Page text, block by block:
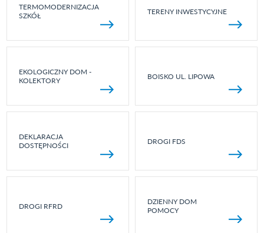
TERMOMODERNIZACJA
SZKÓŁ
TERENY INWESTYCYJNE
EKOLOGICZNY DOM -
KOLEKTORY
BOISKO UL. LIPOWA
DEKLARACJA
DOSTĘPNOŚCI
DROGI FDS
DROGI RFRD
DZIENNY DOM
POMOCY